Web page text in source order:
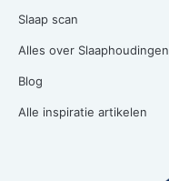
Slaap scan
Alles over Slaaphoudingen
Blog
Alle inspiratie artikelen